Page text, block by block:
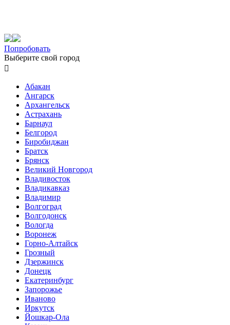
Попробовать
Выберите свой город

Абакан
Ангарск
Архангельск
Астрахань
Барнаул
Белгород
Биробиджан
Братск
Брянск
Великий Новгород
Владивосток
Владикавказ
Владимир
Волгоград
Волгодонск
Вологда
Воронеж
Горно-Алтайск
Грозный
Дзержинск
Донецк
Екатеринбург
Запорожье
Иваново
Иркутск
Йошкар-Ола